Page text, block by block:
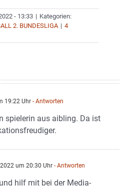
- 13:33 | Kategorien:
2. BUNDESLIGA | 4
19:22 Uhr - Antworten
spielerin aus aibling. Da ist
um 20:30 Uhr - Antworten
hilf mit bei der Media-